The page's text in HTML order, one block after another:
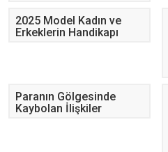
2025 Model Kadın ve
Erkeklerin Handikapı
Paranın Gölgesinde
Kaybolan İlişkiler